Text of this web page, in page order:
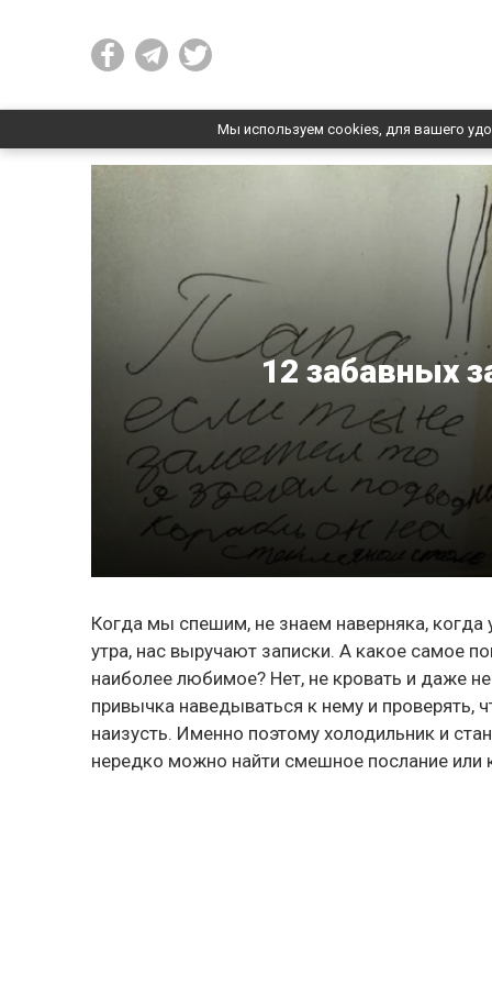
Мы используем cookies, для вашего
12 забавных
Когда мы спешим, не знаем наверняка, когда
утра, нас выручают записки. А какое самое
наиболее любимое? Нет, не кровать и даже
привычка наведываться к нему и проверять,
наизусть. Именно поэтому холодильник и
нередко можно найти смешное послание или